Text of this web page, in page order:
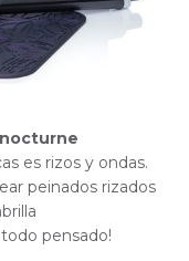
es rizos y ondas.
peinados rizados
pensado!